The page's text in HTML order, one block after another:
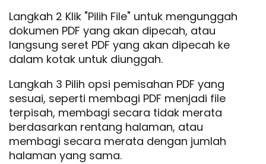
Langkah 2 Klik "Pilih File" untuk mengunggah
dokumen PDF yang akan dipecah, atau
langsung seret PDF yang akan dipecah ke
dalam kotak untuk diunggah.
Langkah 3 Pilih opsi pemisahan PDF yang
sesuai, seperti membagi PDF menjadi file
terpisah, membagi secara tidak merata
berdasarkan rentang halaman, atau
membagi secara merata dengan jumlah
halaman yang sama.